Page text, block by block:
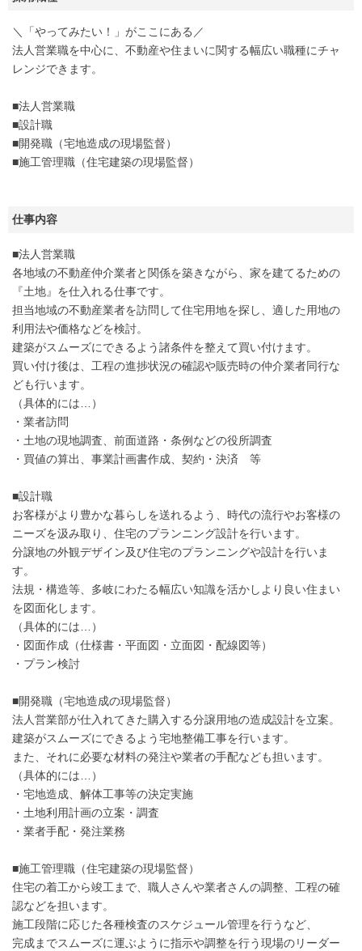
＼「やってみたい！」がここにある／
法人営業職を中心に、不動産や住まいに関する幅広い職種にチャ
レンジできます。
■法人営業職
■設計職
■開発職（宅地造成の現場監督）
■施工管理職（住宅建築の現場監督）
仕事内容
■法人営業職
各地域の不動産仲介業者と関係を築きながら、家を建てるための
『土地』を仕入れる仕事です。
担当地域の不動産業者を訪問して住宅用地を探し、適した用地の
利用法や価格などを検討。
建築がスムーズにできるよう諸条件を整えて買い付けます。
買い付け後は、工程の進捗状況の確認や販売時の仲介業者同行な
ども行います。
（具体的には…）
・業者訪問
・土地の現地調査、前面道路・条例などの役所調査
・買値の算出、事業計画書作成、契約・決済 等
■設計職
お客様がより豊かな暮らしを送れるよう、時代の流行やお客様の
ニーズを汲み取り、住宅のプランニング設計を行います。
分譲地の外観デザイン及び住宅のプランニングや設計を行いま
す。
法規・構造等、多岐にわたる幅広い知識を活かしより良い住まい
を図面化します。
（具体的には…）
・図面作成（仕様書・平面図・立面図・配線図等）
・プラン検討
■開発職（宅地造成の現場監督）
法人営業部が仕入れてきた購入する分譲用地の造成設計を立案。
建築がスムーズにできるよう宅地整備工事を行います。
また、それに必要な材料の発注や業者の手配なども担います。
（具体的には…）
・宅地造成、解体工事等の決定実施
・土地利用計画の立案・調査
・業者手配・発注業務
■施工管理職（住宅建築の現場監督）
住宅の着工から竣工まで、職人さんや業者さんの調整、工程の確
認などを担います。
施工段階に応じた各種検査のスケジュール管理を行うなど、
完成までスムーズに運ぶように指示や調整を行う現場のリーダー